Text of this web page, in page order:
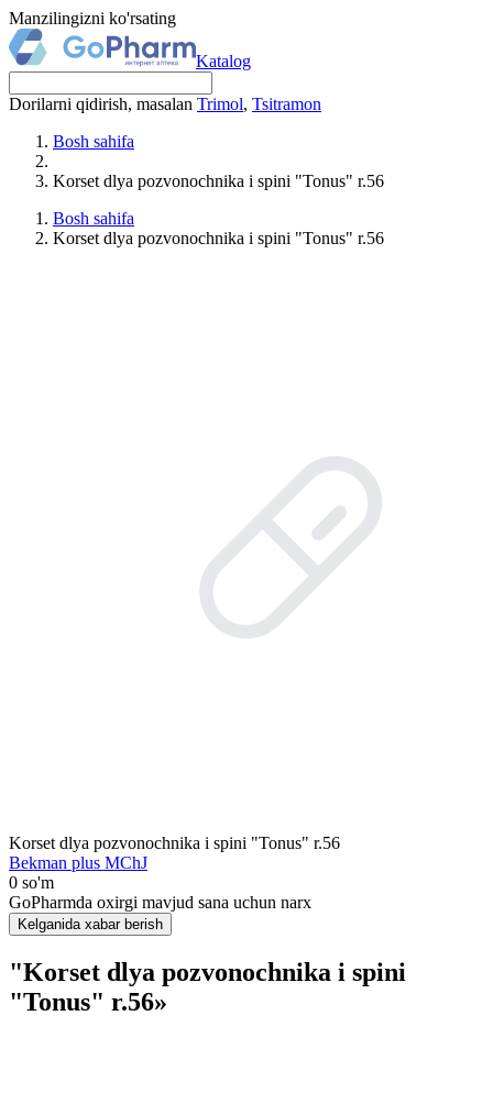
Manzilingizni ko'rsating
Katalog
Dorilarni qidirish, masalan Trimol, Tsitramon
Bosh sahifa
Korset dlya pozvonochnika i spini "Tonus" r.56
Bosh sahifa
Korset dlya pozvonochnika i spini "Tonus" r.56
Korset dlya pozvonochnika i spini "Tonus" r.56
Bekman plus MChJ
0 so'm
GoPharmda oxirgi mavjud sana uchun narx
Kelganida xabar berish
"Korset dlya pozvonochnika i spini
"Tonus" r.56»